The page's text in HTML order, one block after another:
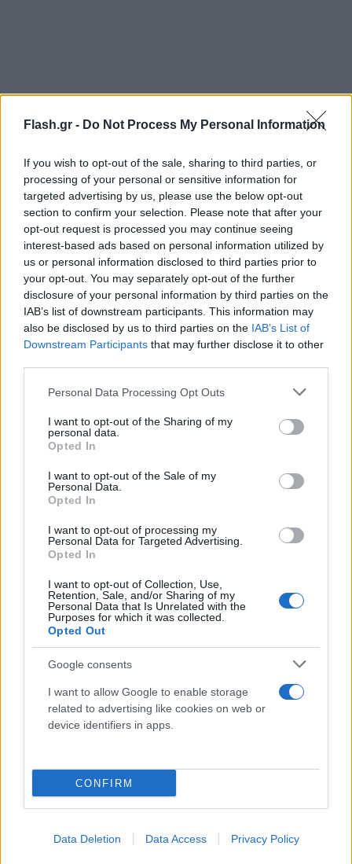
Flash.gr - Do Not Process My Personal Information
If you wish to opt-out of the sale, sharing to third parties, or
processing of your personal or sensitive information for
targeted advertising by us, please use the below opt-out
section to confirm your selection. Please note that after your
opt-out request is processed you may continue seeing
interest-based ads based on personal information utilized by
us or personal information disclosed to third parties prior to
your opt-out. You may separately opt-out of the further
disclosure of your personal information by third parties on the
IAB’s list of downstream participants. This information may
also be disclosed by us to third parties on the IAB’s List of
Downstream Participants that may further disclose it to other
Please note that this website/app uses one or more Google
not limited to your visit or usage behaviour. You may click to
grant or deny consent to Google and its third-party tags to
use your data for below specified purposes in below Google
consent section.
Personal Data Processing Opt Outs
I want to opt-out of the Sharing of my
personal data.
Opted In
I want to opt-out of the Sale of my
Personal Data.
Opted In
I want to opt-out of processing my
Personal Data for Targeted Advertising.
Opted In
I want to opt-out of Collection, Use,
Retention, Sale, and/or Sharing of my
Personal Data that Is Unrelated with the
Purposes for which it was collected.
Opted Out
Google consents
I want to allow Google to enable storage
related to advertising like cookies on web or
device identifiers in apps.
CONFIRM
Data Deletion Data Access Privacy Policy
Μάλιστα, ανάλογα με τις εξελίξεις στο μέτωπο της
ενεργειακής κρίσης, στη σκιά του ρωσικού
«εκφοβισμού» για την παροχή φυσικού αερίου
στην Ευρώπη, θα επανεξεταστεί η κατάσταση και
μέτρα και στη χώρα μας.
Το ύστατο μέτρο
Ο υπουργός Ενέργειας, Κώστας Σκρέκας, μιλώντας
στην «Κ», αναφέρει ότι το ενδεχόμενο της
υποχρεωτικής μείωσης της κατανάλωσης στα
περιτροπής διακοπών ρεύματος, δεν μπορεί να
αποκλειστεί από τη στιγμή που αντιμετωπίζουμε
μια ενεργειακή κρίση ιστορικών διαστάσεων.